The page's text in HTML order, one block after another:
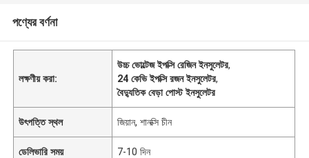
পণ্যের বর্ণনা
লক্ষণীয় করা:
উচ্চ ভোল্টেজ ইপক্সি রেজিন ইনসুলেটর,
24 কেভি ইপক্সি রজন ইনসুলেটর,
বৈদ্যুতিক বেড়া পোস্ট ইনসুলেটর
উৎপত্তি স্থল জিয়ান, শানক্সি চীন
ডেলিভারি সময় 7-10 দিন